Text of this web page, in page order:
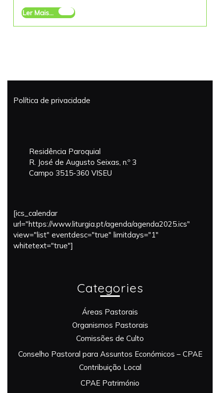
de
Ler Mais... Ler
Política de privacidade
Residência Paroquial
R. José de Augusto Seixas, n.º 3
Campo 3515-360 VISEU
[ics_calendar
url="https://www.liturgia.pt/agenda/agenda2025.ics"
view="list" eventdesc="true" limitdays="1"
whitetext="true"]
Categories
Áreas Pastorais
Organismos Pastorais
Comissões de Culto
Conselho Pastoral para Assuntos Económicos – CPAE
Contribuição Local
CPAE Património